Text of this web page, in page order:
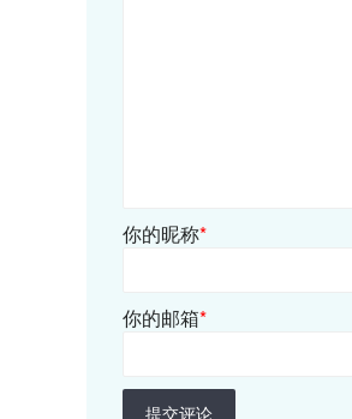
你的昵称*
你的邮箱*
提交评论